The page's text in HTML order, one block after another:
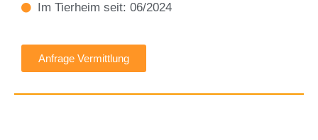
Im Tierheim seit: 06/2024
Anfrage Vermittlung